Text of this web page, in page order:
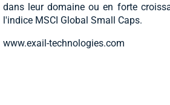
dans leur domaine ou en forte
l'indice MSCI Global Small Caps.
www.exail-technologies.com